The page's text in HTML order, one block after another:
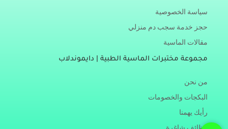
b
o
o
k
-
f
e
d
i
n
g
r
a
m
سياسة الخصوصية
حجز خدمة سجب دم منزلي
مقالات الماسية
مجموعة مختبرات الماسية الطبية | دايموندلاب
من نحن
البكجات والخصومات
رأيك يهمنا
وظائف شاغرة